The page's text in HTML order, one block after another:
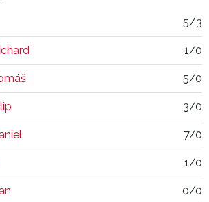
5/3
1/0
5/0
3/0
7/0
1/0
0/0